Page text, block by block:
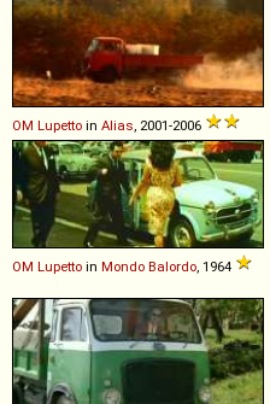
OM Lupetto in Alias , 2001-2006
OM Lupetto in Mondo Balordo , 1964